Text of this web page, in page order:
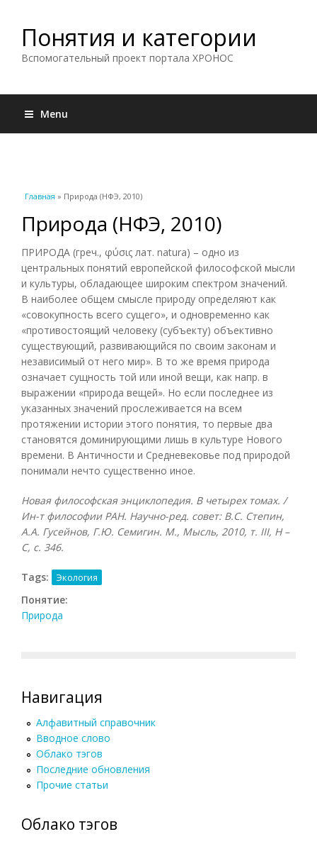
Понятия и категории
Вспомогательный проект портала ХРОНОС
Menu
Вы здесь
Главная » Природа (НФЭ, 2010)
Природа (НФЭ, 2010)
ПРИРОДА (греч., φύσις лат. natura) – одно из
центральных понятий европейской философской мысли
и культуры, обладающее широким спектром значений.
В наиболее общем смысле природу определяют как
«совокупность всего сущего», и одновременно как
«противостоящий человеку (субъекту) объективно
существующий, развивающийся по своим законам и
независимый от него мир». В то же время природа
означает сущность той или иной вещи, как напр. в
выражении «природа вещей». Но если последнее из
указанных значений прослеживается на всем
протяжении истории этого понятия, то первые два
становятся доминирующими лишь в культуре Нового
времени. В Античности и Средневековье под природой
понимали нечто существенно иное.
Новая философская энциклопедия. В четырех томах. /
Ин-т философии РАН. Научно-ред. совет: В.С. Степин,
А.А. Гусейнов, Г.Ю. Семигин. М., Мысль, 2010, т. III, Н –
С, с. 346.
Tags: Экология
Понятие:
Природа
Навигация
Алфавитный справочник
Вводное слово
Облако тэгов
Последние обновления
Прочие статьи
Облако тэгов